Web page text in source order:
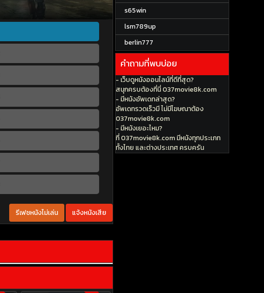
รีเฟชหนังไม่เล่น แจ้งหนังเสีย
s65win
lsm789up
berlin777
คำถามที่พบบ่อย
- เว็บดูหนังออนไลน์ที่ดีที่สุด?
สนุกครบต้องที่นี่ 037movie8k.com
- มีหนังอัพเดทล่าสุด?
อัพเดทรวดเร็วมี ไม่มีโฆษณาต้อง
037movie8k.com
- มีหนังเยอะไหม?
ที่ 037movie8k.com มีหนังทุกประเภท
ทั้งไทย และต่างประเทศ ครบครัน